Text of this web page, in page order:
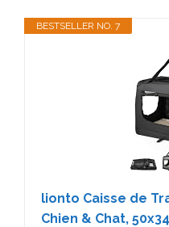
BESTSELLER NO. 7
lionto Caisse de
Chien & Chat,